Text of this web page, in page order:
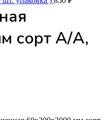
сорт А/А,